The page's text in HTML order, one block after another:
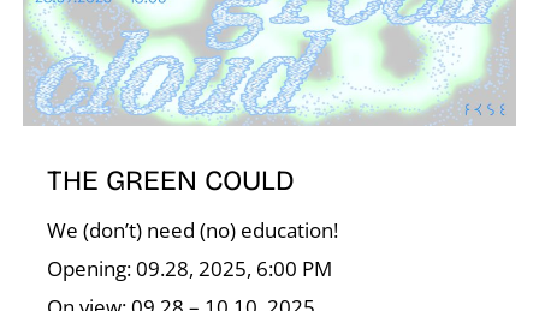
THE GREEN COULD
We (don’t) need (no) education!
Opening: 09.28, 2025, 6:00 PM